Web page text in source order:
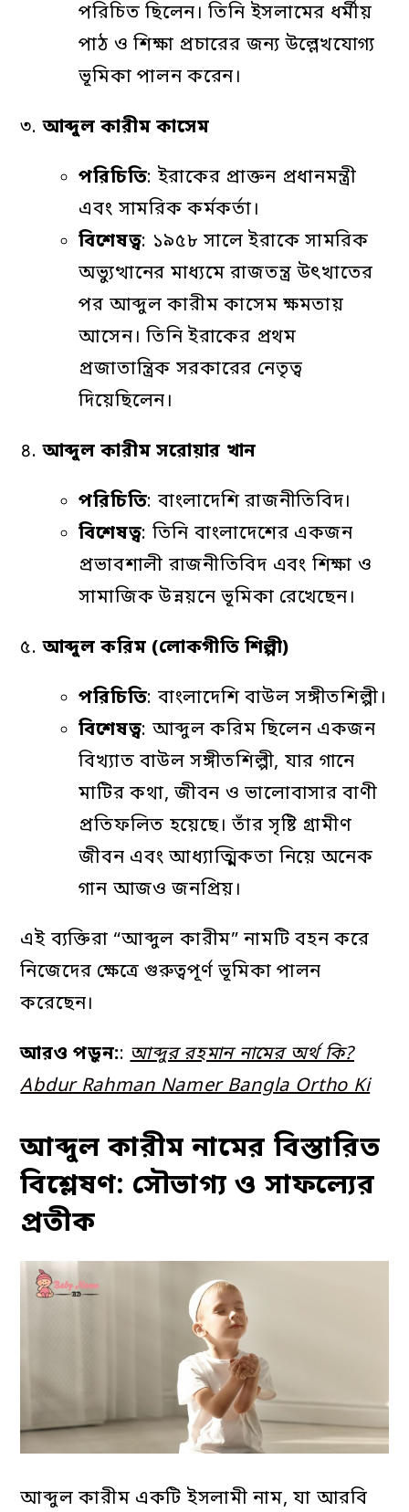
পরিচিত ছিলেন। তিনি ইসলামের ধর্মীয়
পাঠ ও শিক্ষা প্রচারের জন্য উল্লেখযোগ্য
ভূমিকা পালন করেন।
৩.আব্দুল কারীম কাসেম
পরিচিতি: ইরাকের প্রাক্তন প্রধানমন্ত্রী
এবং সামরিক কর্মকর্তা।
বিশেষত্ব: ১৯৫৮ সালে ইরাকে সামরিক
অভ্যুত্থানের মাধ্যমে রাজতন্ত্র উৎখাতের
পর আব্দুল কারীম কাসেম ক্ষমতায়
আসেন। তিনি ইরাকের প্রথম
প্রজাতান্ত্রিক সরকারের নেতৃত্ব
দিয়েছিলেন।
৪.আব্দুল কারীম সরোয়ার খান
পরিচিতি: বাংলাদেশি রাজনীতিবিদ।
বিশেষত্ব: তিনি বাংলাদেশের একজন
প্রভাবশালী রাজনীতিবিদ এবং শিক্ষা ও
সামাজিক উন্নয়নে ভূমিকা রেখেছেন।
৫.আব্দুল করিম (লোকগীতি শিল্পী)
পরিচিতি: বাংলাদেশি বাউল সঙ্গীতশিল্পী।
বিশেষত্ব: আব্দুল করিম ছিলেন একজন
বিখ্যাত বাউল সঙ্গীতশিল্পী, যার গানে
মাটির কথা, জীবন ও ভালোবাসার বাণী
প্রতিফলিত হয়েছে। তাঁর সৃষ্টি গ্রামীণ
জীবন এবং আধ্যাত্মিকতা নিয়ে অনেক
গান আজও জনপ্রিয়।
এই ব্যক্তিরা “আব্দুল কারীম” নামটি বহন করে
নিজেদের ক্ষেত্রে গুরুত্বপূর্ণ ভূমিকা পালন
করেছেন।
আরও পড়ুন::আব্দুর রহমান নামের অর্থ কি?
Abdur Rahman Namer Bangla Ortho Ki
আব্দুল কারীম নামের বিস্তারিত
বিশ্লেষণ: সৌভাগ্য ও সাফল্যের
প্রতীক
আব্দুল কারীম একটি ইসলামী নাম, যা আরবি